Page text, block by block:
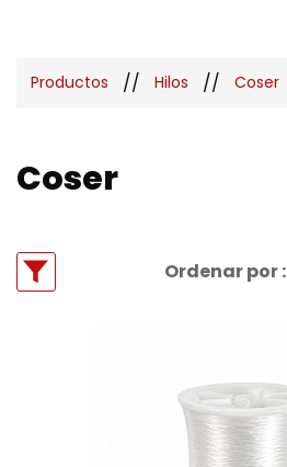
Productos // Hilos // Coser
Coser
Ordenar por :